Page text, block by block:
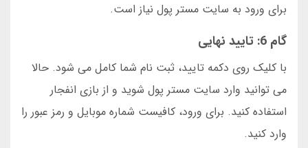
برای ورود به سایت مستر پول نیاز است.
گام 6: تایید نهایی
با کلیک روی دکمه تایید، ثبت نام شما کامل می شود. حالا
می توانید وارد سایت مستر پول شوید و از بازی انفجار
استفاده کنید. برای ورود، کافیست شماره موبایل و رمز عبور را
وارد کنید.